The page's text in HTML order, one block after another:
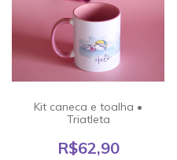
Kit caneca e toalha •
Triatleta
R$62,90